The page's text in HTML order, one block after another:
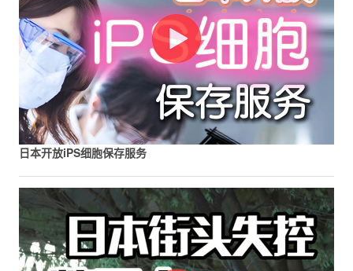
日本开放iPS细胞保存服务